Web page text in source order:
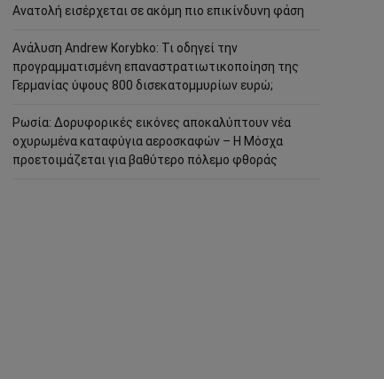
Ανατολή εισέρχεται σε ακόμη πιο επικίνδυνη φάση
Ανάλυση Andrew Korybko: Τι οδηγεί την
προγραμματισμένη επαναστρατιωτικοποίηση της
Γερμανίας ύψους 800 δισεκατομμυρίων ευρώ;
Ρωσία: Δορυφορικές εικόνες αποκαλύπτουν νέα
οχυρωμένα καταφύγια αεροσκαφών – Η Μόσχα
προετοιμάζεται για βαθύτερο πόλεμο φθοράς